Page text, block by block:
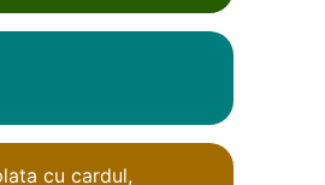
cu cardul,